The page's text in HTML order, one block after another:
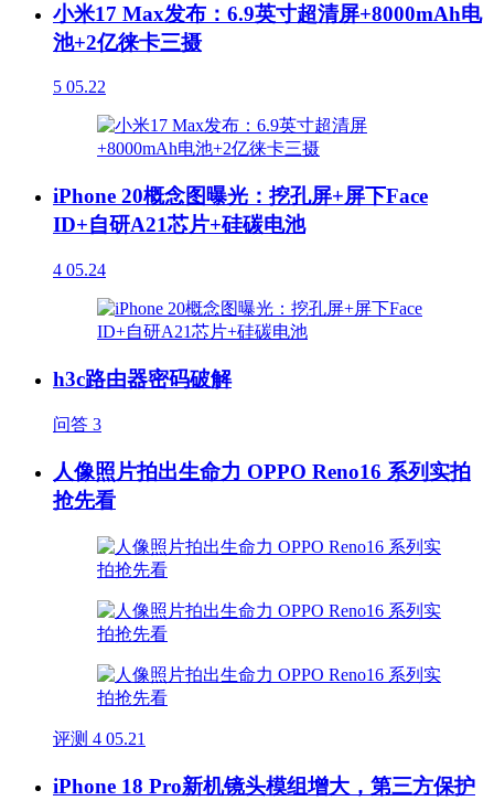
小米17 Max发布：6.9英寸超清屏+8000mAh电
池+2亿徕卡三摄
5 05.22
iPhone 20概念图曝光：挖孔屏+屏下Face
ID+自研A21芯片+硅碳电池
4 05.24
h3c路由器密码破解
问答 3
人像照片拍出生命力 OPPO Reno16 系列实拍
抢先看
评测 4 05.21
iPhone 18 Pro新机镜头模组增大，第三方保护